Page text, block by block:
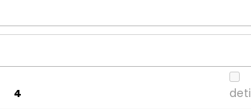
4 deti